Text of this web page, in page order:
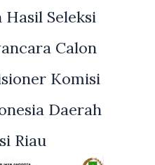
Seleksi
Calon
Komisi
Daerah
Riau